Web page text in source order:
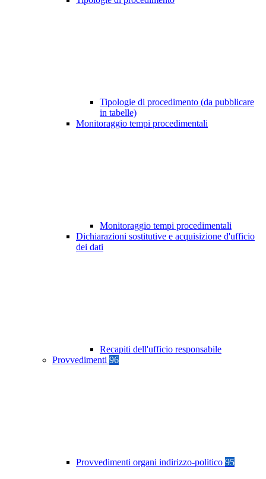
Tipologie di procedimento (da pubblicare
in tabelle)
Monitoraggio tempi procedimentali
Monitoraggio tempi procedimentali
Dichiarazioni sostitutive e acquisizione d'ufficio
dei dati
Recapiti dell'ufficio responsabile
Provvedimenti 96
Provvedimenti organi indirizzo-politico 95